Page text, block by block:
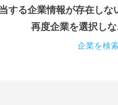
当する企業情報が存在しな
再度企業を選択しな
企業を検